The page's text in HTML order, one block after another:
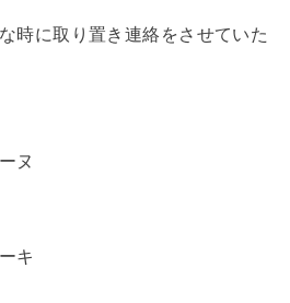
時に取り置き連絡をさせていた
ヌ
キ